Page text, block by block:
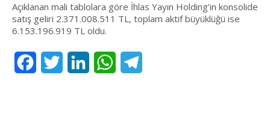
Açıklanan mali tablolara göre İhlas Yayın Holding’in konsolide
satış geliri 2.371.008.511 TL, toplam aktif büyüklüğü ise
6.153.196.919 TL oldu.
FacebookTwitter LinkedInWhatsApp